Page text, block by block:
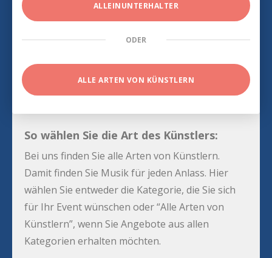
ALLEINUNTERHALTER
ODER
ALLE ARTEN VON KÜNSTLERN
So wählen Sie die Art des Künstlers:
Bei uns finden Sie alle Arten von Künstlern.
Damit finden Sie Musik für jeden Anlass. Hier
wählen Sie entweder die Kategorie, die Sie sich
für Ihr Event wünschen oder “Alle Arten von
Künstlern”, wenn Sie Angebote aus allen
Kategorien erhalten möchten.